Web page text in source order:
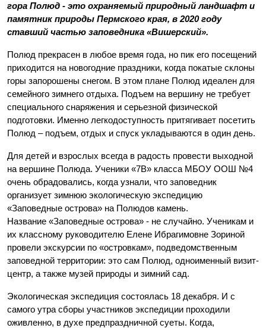
гора Полюд - это охраняемый природный ландшафт и
памятник природы Пермского края, в 2020 году
ставший частью заповедника «Вишерский».
Полюд прекрасен в любое время года, но пик его посещений
приходится на новогодние праздники, когда покатые склоны
горы запорошены снегом. В этом плане Полюд идеален для
семейного зимнего отдыха. Подъем на вершину не требует
специального снаряжения и серьезной физической
подготовки. Именно легкодоступность притягивает посетить
Полюд – подъем, отдых и спуск укладываются в один день.
Для детей и взрослых всегда в радость провести выходной
на вершине Полюда. Ученики «7В» класса МБОУ ООШ №4
очень обрадовались, когда узнали, что заповедник
организует зимнюю экологическую экспедицию
«Заповедные острова» на Полюдов камень.
Название «Заповедные острова» - не случайно. Ученикам и
их классному руководителю Елене Ибрагимовне Зориной
провели экскурсии по «островкам», подведомственным
заповедной территории: это сам Полюд, одноименный визит-
центр, а также музей природы и зимний сад.
Экологическая экспедиция состоялась 18 декабря. И с
самого утра сборы участников экспедиции проходили
оживленно, в духе предпраздничной суеты. Когда,